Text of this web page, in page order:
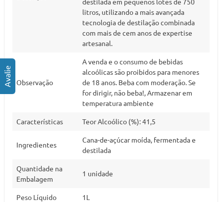
litros, utilizando a mais avançada
tecnologia de destilação combinada
com mais de cem anos de expertise
artesanal.
Observação
A venda e o consumo de bebidas
alcoólicas são proibidos para menores
de 18 anos. Beba com moderação. Se
for dirigir, não beba!, Armazenar em
temperatura ambiente
Características Teor Alcoólico (%): 41,5
Ingredientes
Cana-de-açúcar moída, fermentada e
destilada
Quantidade na
Embalagem
1 unidade
Peso Líquido 1L